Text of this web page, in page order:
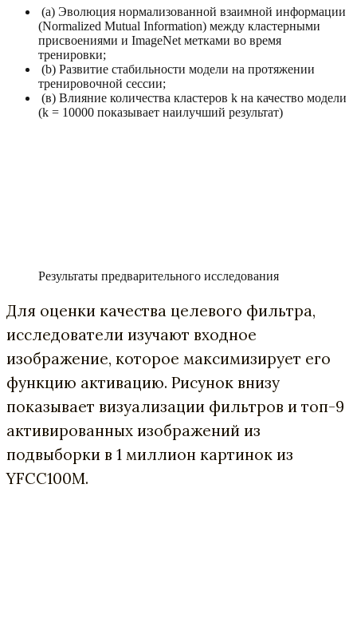
(a) Эволюция нормализованной взаимной информации
(Normalized Mutual Information) между кластерными
присвоениями и ImageNet метками во время
тренировки;
(b) Развитие стабильности модели на протяжении
тренировочной сессии;
(в) Влияние количества кластеров k на качество модели
(k = 10000 показывает наилучший результат)
Результаты предварительного исследования
Для оценки качества целевого фильтра,
исследователи изучают входное
изображение, которое максимизирует его
функцию активацию. Рисунок внизу
показывает визуализации фильтров и топ-9
активированных изображений из
подвыборки в 1 миллион картинок из
YFCC100M.